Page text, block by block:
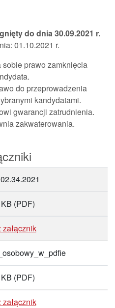
do dnia 30.09.2021 r.
01.10.2021 r.
sobie prawo zamknięcia
do przeprowadzenia
kandydatami.
gwarancji zatrudnienia.
zakwaterowania.
(PDF)
(PDF)